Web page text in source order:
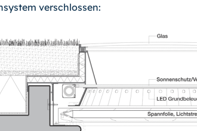
verschlossen: